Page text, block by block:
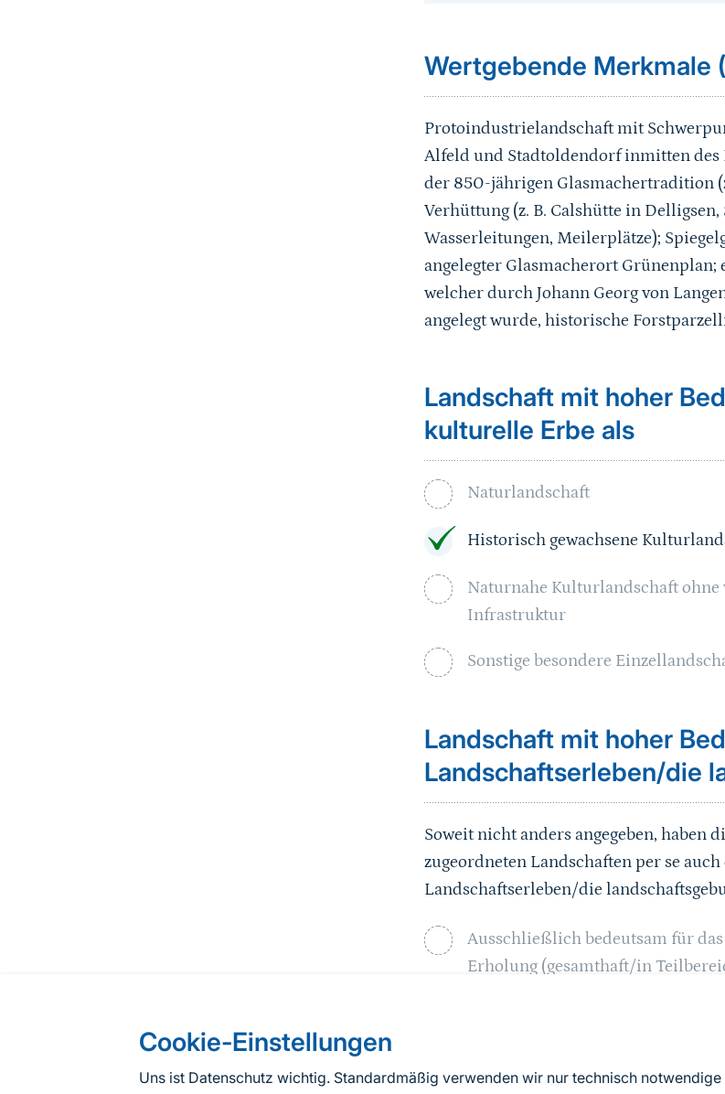
Cookie-Einstellungen
Uns ist Datenschutz wichtig. Standardmäßig verwenden wir nur technisch
Wertgebende Merkmale
Protoindustrielandschaft mit
Alfeld und Stadtoldendorf inmitten des
der 850-jährigen Glasmachertradition
Verhüttung (z. B. Calshütte in
Wasserleitungen, Meilerplätze);
angelegter Glasmacherort Grünenplan;
welcher durch Johann Georg von
angelegt wurde, historische
Landschaft mit hoher
kulturelle Erbe als
Naturlandschaft
Historisch gewachsene
Naturnahe Kulturlandschaft
Infrastruktur
Sonstige besondere
Landschaft mit hoher
Landschaftserleben/die
Soweit nicht anders angegeben, haben
zugeordneten Landschaften per se
Landschaftserleben/die
Ausschließlich bedeutsam für
Erholung (gesamthaft/in
Sprungmarke